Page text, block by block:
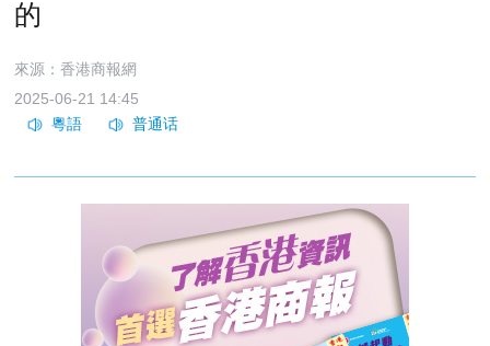
的
來源：香港商報網
2025-06-21 14:45